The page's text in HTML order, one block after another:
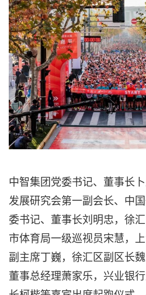
中智集团党委书记、董事长
发展研究会第一副会长、中
委书记、董事长刘明忠，徐
市体育局一级巡视员宋慧，
副主席丁巍，徐汇区副区长
董事总经理萧家乐，兴业银